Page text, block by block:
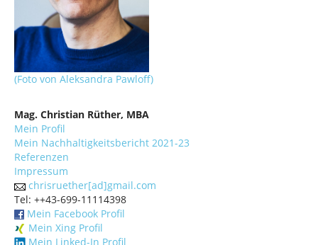
(Foto von Aleksandra Pawloff)
Mag. Christian Rüther, MBA
Mein Profil
Mein Nachhaltigkeitsbericht 2021-23
Referenzen
Impressum
chrisruether[ad]gmail.com
Tel: ++43-699-11114398
Mein Facebook Profil
Mein Xing Profil
Mein Linked-In Profil